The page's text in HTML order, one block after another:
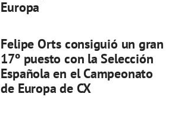
Europa
Felipe Orts consiguió un gran
17º puesto con la Selección
Española en el Campeonato
de Europa de CX